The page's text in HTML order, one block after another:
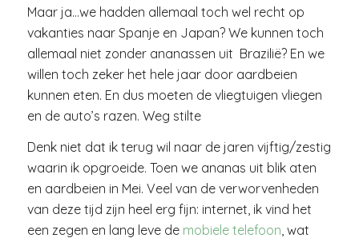
Maar ja…we hadden allemaal toch wel recht op
vakanties naar Spanje en Japan? We kunnen toch
allemaal niet zonder ananassen uit Brazilië? En we
willen toch zeker het hele jaar door aardbeien
kunnen eten. En dus moeten de vliegtuigen vliegen
en de auto’s razen. Weg stilte
Denk niet dat ik terug wil naar de jaren vijftig/zestig
waarin ik opgroeide. Toen we ananas uit blik aten
en aardbeien in Mei. Veel van de verworvenheden
van deze tijd zijn heel erg fijn: internet, ik vind het
een zegen en lang leve demobiele telefoon, wat